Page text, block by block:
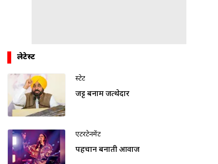
लेटेस्ट
स्टेट
जट्ट बनाम जत्थेदार
एंटरटेनमेंट
पहचान बनाती आवाज